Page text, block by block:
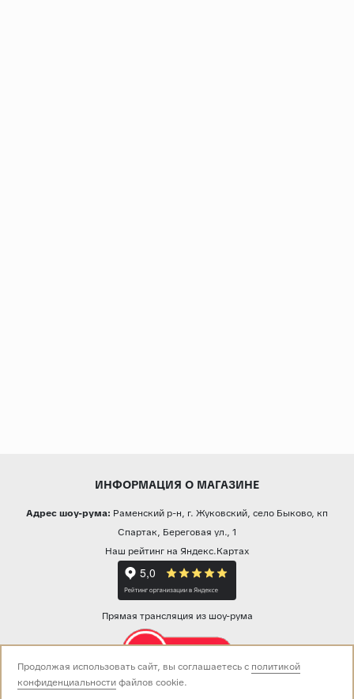
ИНФОРМАЦИЯ О МАГАЗИНЕ
Адрес шоу-рума: Раменский р-н, г. Жуковский, село Быково, кп
Спартак, Береговая ул., 1
Наш рейтинг на Яндекс.Картах
Прямая трансляция из шоу-рума
Звоните нам:
Продолжая использовать сайт, вы соглашаетесь с политикой
конфиденциальностифайлов cookie.